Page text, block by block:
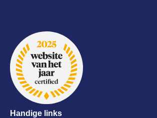
Handige links